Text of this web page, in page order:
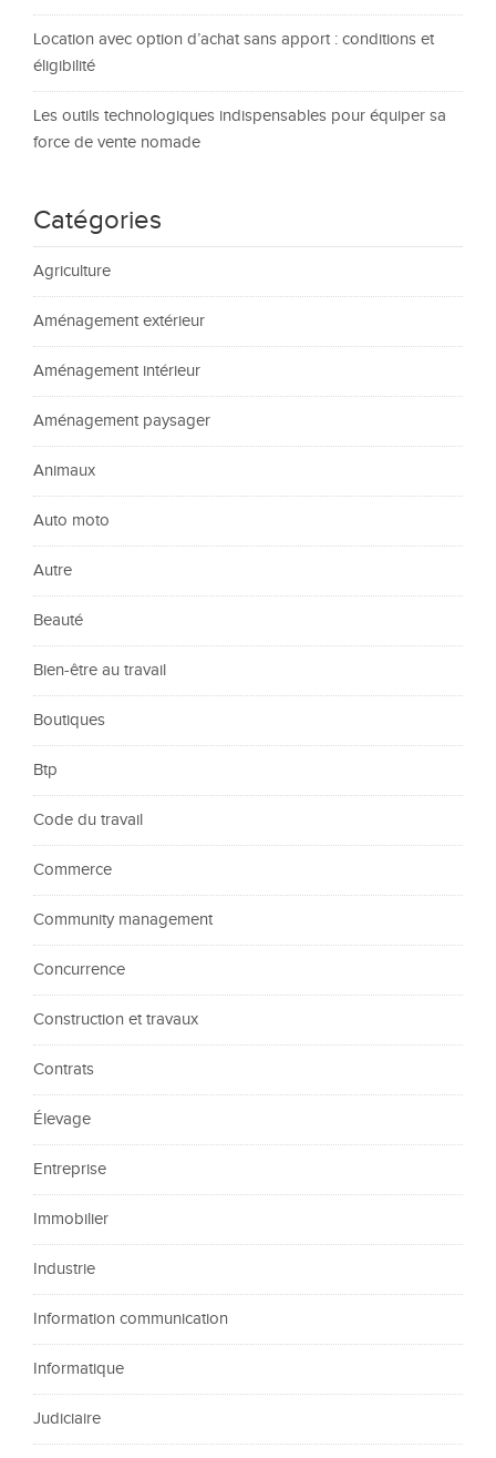
Location avec option d’achat sans apport : conditions et
éligibilité
Les outils technologiques indispensables pour équiper sa
force de vente nomade
Catégories
Agriculture
Aménagement extérieur
Aménagement intérieur
Aménagement paysager
Animaux
Auto moto
Autre
Beauté
Bien-être au travail
Boutiques
Btp
Code du travail
Commerce
Community management
Concurrence
Construction et travaux
Contrats
Élevage
Entreprise
Immobilier
Industrie
Information communication
Informatique
Judiciaire